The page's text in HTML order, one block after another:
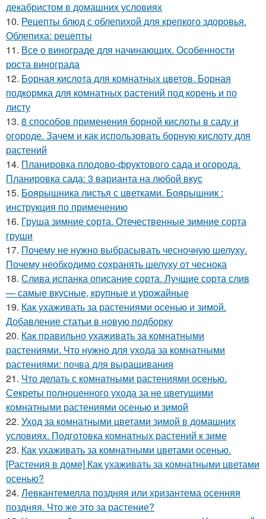
декабристом в домашних условиях
10. Рецепты блюд с облепихой для крепкого здоровья.
Облепиха: рецепты
11. Все о винограде для начинающих. Особенности
роста винограда
12. Борная кислота для комнатных цветов. Борная
подкормка для комнатных растений под корень и по
листу
13. 8 способов применения борной кислоты в саду и
огороде. Зачем и как использовать борную кислоту для
растений
14. Планировка плодово-фруктового сада и огорода.
Планировка сада: 3 варианта на любой вкус
15. Боярышника листья с цветками. Боярышник :
инструкция по применению
16. Груша зимние сорта. Отечественные зимние сорта
груши
17. Почему не нужно выбрасывать чесночную шелуху.
Почему необходимо сохранять шелуху от чеснока
18. Слива испанка описание сорта. Лучшие сорта слив
— самые вкусные, крупные и урожайные
19. Как ухаживать за растениями осенью и зимой.
Добавление статьи в новую подборку
20. Как правильно ухаживать за комнатными
растениями. Что нужно для ухода за комнатными
растениями: почва для выращивания
21. Что делать с комнатными растениями осенью.
Секреты полноценного ухода за не цветущими
комнатными растениями осенью и зимой
22. Уход за комнатными цветами зимой в домашних
условиях. Подготовка комнатных растений к зиме
23. Как ухаживать за комнатными цветами осенью.
[Растения в доме] Как ухаживать за комнатными цветами
осенью?
24. Левкантемелла поздняя или хризантема осенняя
поздняя. Что же это за растение?